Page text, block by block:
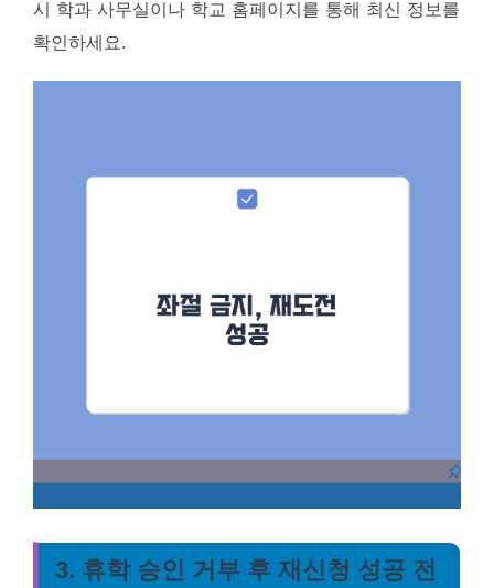
시 학과 사무실이나 학교 홈페이지를 통해 최신 정보를
확인하세요.
3. 휴학 승인 거부 후 재신청 성공 전